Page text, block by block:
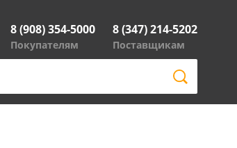
8 (908) 354-5000
Покупателям
8 (347) 214-5202
Поставщикам